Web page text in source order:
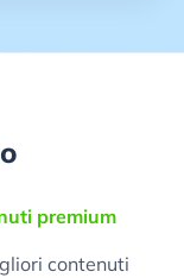
premium
contenuti